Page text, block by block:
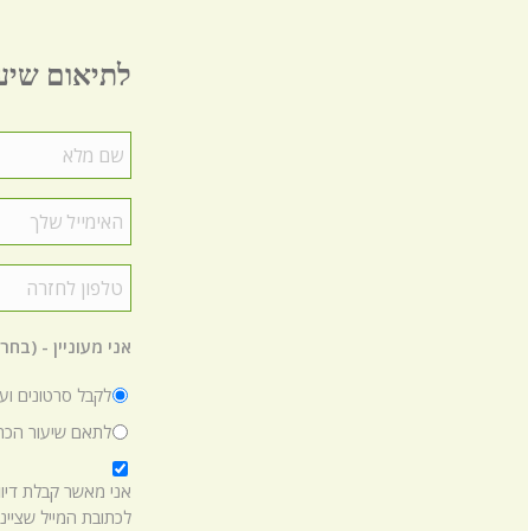
לתיאום
מלא *
שלך
*
לחזרה
*
אני מעוניין -
לקבל סרטונים
לתאם שיעור
*
אני מאשר קבלת
לכתובת המייל